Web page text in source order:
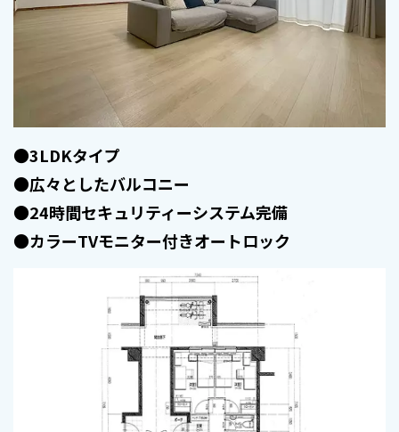
●3LDKタイプ
●広々としたバルコニー
●24時間セキュリティーシステム完備
●カラーTVモニター付きオートロック